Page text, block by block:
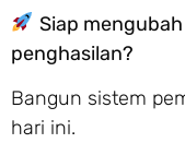
Siap
penghasilan?
Bangun sistem
hari ini.